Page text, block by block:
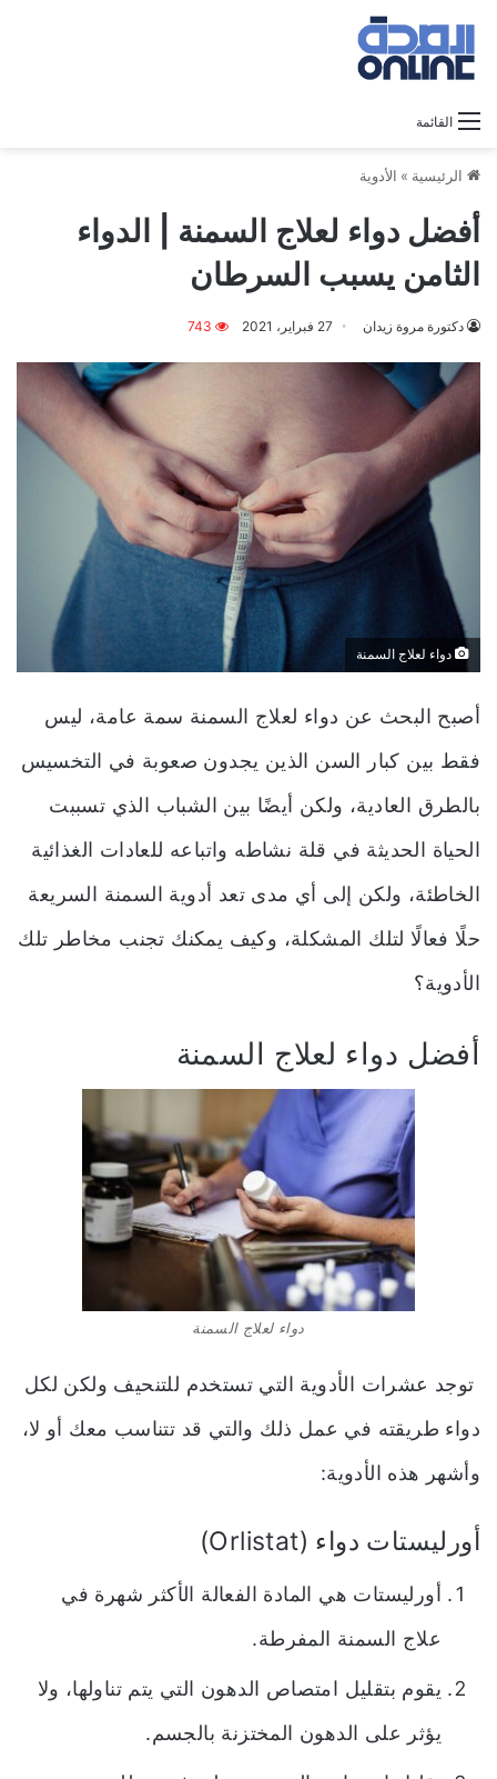
القائمة
الرئيسية » الأدوية
أفضل دواء لعلاج السمنة | الدواء
الثامن يسبب السرطان
دكتورة مروة زيدان 27 فبراير، 2021 743
دواء لعلاج السمنة
أصبح البحث عن دواء لعلاج السمنة سمة عامة، ليس
فقط بين كبار السن الذين يجدون صعوبة في التخسيس
بالطرق العادية، ولكن أيضًا بين الشباب الذي تسببت
الحياة الحديثة في قلة نشاطه واتباعه للعادات الغذائية
الخاطئة، ولكن إلى أي مدى تعد أدوية السمنة السريعة
حلًا فعالًا لتلك المشكلة، وكيف يمكنك تجنب مخاطر تلك
الأدوية؟
أفضل دواء لعلاج السمنة
دواء لعلاج السمنة
توجد عشرات الأدوية التي تستخدم للتنحيف ولكن لكل
دواء طريقته في عمل ذلك والتي قد تتناسب معك أو لا،
وأشهر هذه الأدوية:
أورليستات دواء (Orlistat)
أورليستات هي المادة الفعالة الأكثر شهرة في
علاج السمنة المفرطة.
يقوم بتقليل امتصاص الدهون التي يتم تناولها، ولا
يؤثر على الدهون المختزنة بالجسم.